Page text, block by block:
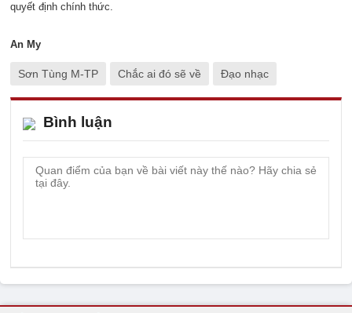
quyết định chính thức.
An My
Sơn Tùng M-TP Chắc ai đó sẽ về Đạo nhạc
Bình luận